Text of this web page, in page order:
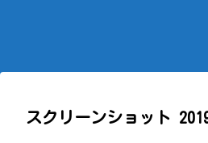
スクリーンショット